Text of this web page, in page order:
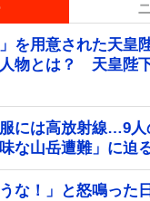
を用意された天皇
物とは？ 天皇陛
には高放射線…9人
な山岳遭難」に迫
うな！」と怒鳴った